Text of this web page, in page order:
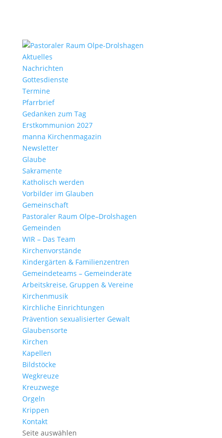
Aktu­elles
Nach­richten
Gottes­dienste
Termine
Pfarr­brief
Gedanken zum Tag
Erst­kom­mu­nion 2027
manna Kirchen­ma­gazin
News­letter
Glaube
Sakra­mente
Katho­lisch werden
Vorbilder im Glauben
Gemein­schaft
Pasto­raler Raum Olpe–Drolshagen
Gemeinden
WIR – Das Team
Kirchen­vor­stände
Kinder­gärten & Familienzentren
Gemein­de­teams – Gemeinderäte
Arbeits­kreise, Gruppen & Vereine
Kirchen­musik
Kirch­liche Einrichtungen
Präven­tion sexua­li­sierter Gewalt
Glau­ben­s­orte
Kirchen
Kapellen
Bild­stöcke
Wegkreuze
Kreuz­wege
Orgeln
Krippen
Kontakt
Seite auswählen